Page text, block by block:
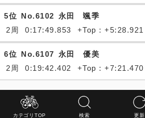
5位 No.6102
永田 颯季
2周
0:17:49.853 +Top : +5:28.921
6位 No.6107
永田 優美
2周
0:19:42.402 +Top : +7:21.470
カテゴリTOP 検索 更新